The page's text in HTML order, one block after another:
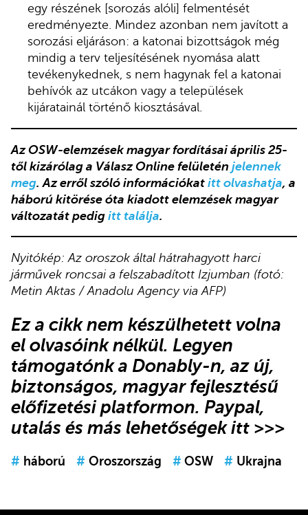
egy részének [sorozás alóli] felmentését
eredményezte. Mindez azonban nem javított a
sorozási eljáráson: a katonai bizottságok még
mindig a terv teljesítésének nyomása alatt
tevékenykednek, s nem hagynak fel a katonai
behívók az utcákon vagy a települések
kijáratainál történő kiosztásával.
Az OSW-elemzések magyar fordításai április 25-
től kizárólag a Válasz Online felületén jelennek
meg. Az erről szóló információkat itt olvashatja, a
háború kitörése óta kiadott elemzések magyar
változatát pedig itt találja.
Nyitókép: Az oroszok által hátrahagyott harci
járművek roncsai a felszabadított Izjumban (fotó:
Metin Aktas / Anadolu Agency via AFP)
Ez a cikknem készülhetett volna
el olvasóink nélkül. Legyen
támogatónka Donably-n, az új,
biztonságos, magyar fejlesztésű
előfizetési platformon. Paypal,
utalás és más lehetőségek itt >>>
# háború # Oroszország # OSW # Ukrajna